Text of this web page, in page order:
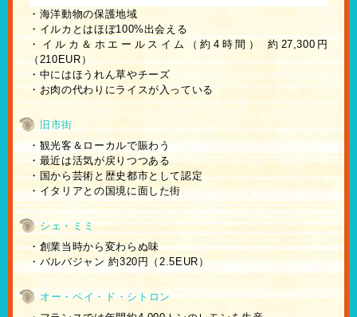
・海洋動物の保護地域
・イルカとはほぼ100%出会える
・イルカ＆ホエールスイム（約4時間） 約27,300円
（210EUR）
・中にはほうれん草やチーズ
・お肉の代わりにライスが入っている
旧市街
・観光客＆ローカルで賑わう
・最近は活気が戻りつつある
・国から芸術と歴史都市として認定
・イタリアとの国境に面した街
シェ・ミミ
・創業当時から変わらぬ味
・バルバジャン 約320円（2.5EUR）
オー・ペイ・ド・シトロン